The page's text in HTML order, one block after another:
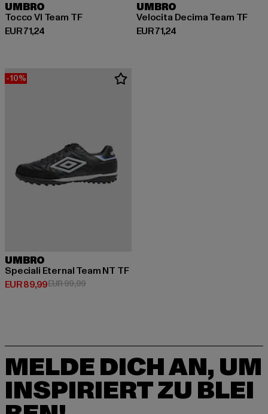
UMBRO
Tocco VI Team TF
EUR 71,24
Derzeitiger Preis: EUR 71,24
UMBRO
Velocita Decima Team TF
EUR 71,24
Derzeitiger Preis: EUR 71,24
-10%
UMBRO
Speciali Eternal Team NT TF
EUR 89,99
Derzeitiger Preis: EUR 89,99
EUR 99,99Aktionspreis: EUR 99,99
MELDE DICH AN, UM
INSPIRIERT ZU BLEI